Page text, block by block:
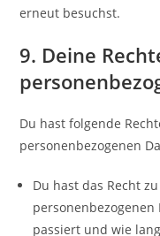
erneut besuchst.
9. Deine
Du hast folgende
personenbezogenen
Du hast das Recht
passiert und wie